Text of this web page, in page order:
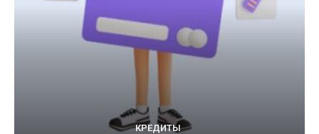
КРЕДИТЫ